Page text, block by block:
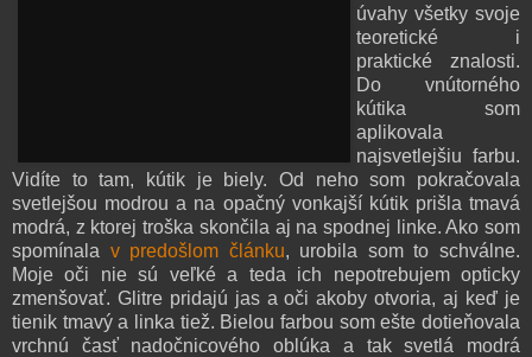
úvahy všetky svoje
teoretické i
praktické znalosti.
Do vnútorného
kútika som
aplikovala
najsvetlejšiu farbu.
Vidíte to tam, kútik je biely. Od neho som pokračovala
svetlejšou modrou a na opačný vonkajší kútik prišla tmavá
modrá, z ktorej troška skončila aj na spodnej linke. Ako som
spomínala v predošlom článku, urobila som to schválne.
Moje oči nie sú veľké a teda ich nepotrebujem opticky
zmenšovať. Glitre pridajú jas a oči akoby otvoria, aj keď je
tienik tmavý a linka tiež. Bielou farbou som ešte dotieňovala
vrchnú časť nadočnicového oblúka a tak svetlá modrá